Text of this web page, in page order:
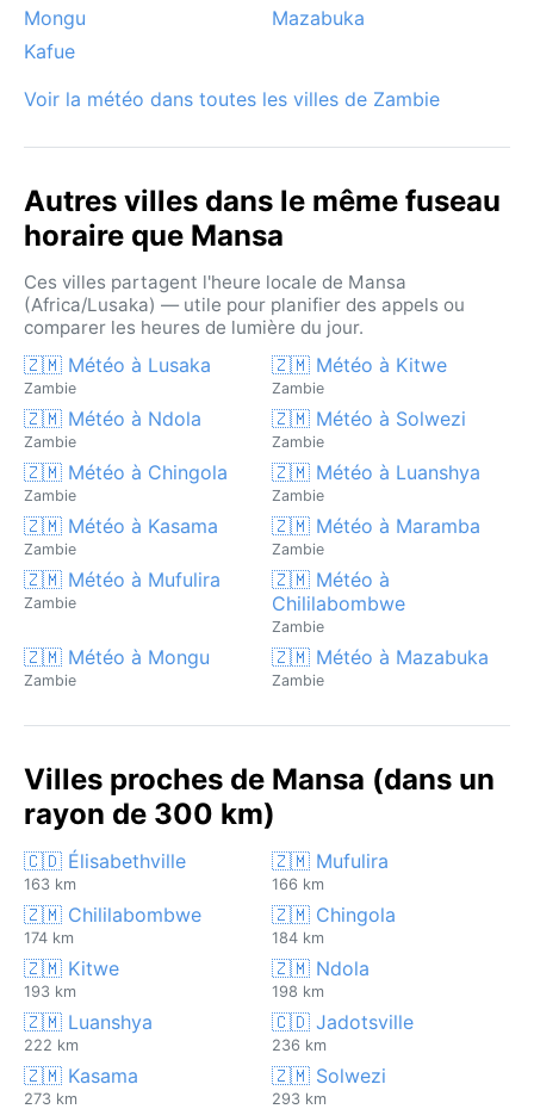
apporte l’essentiel des précipitations. Mansa offre
donc une expérience climatique contrastée, parfaite
pour les voyageurs curieux de ressentir la force des
Mongu
Mazabuka
Kafue
Voir la météo dans toutes les villes de Zambie
Autres villes dans le même fuseau
horaire que Mansa
Ces villes partagent l'heure locale de Mansa
(Africa/Lusaka) — utile pour planifier des appels ou
comparer les heures de lumière du jour.
🇿🇲 Météo à Lusaka
Zambie
🇿🇲 Météo à Kitwe
Zambie
🇿🇲 Météo à Ndola
Zambie
🇿🇲 Météo à Solwezi
Zambie
🇿🇲 Météo à Chingola
Zambie
🇿🇲 Météo à Luanshya
Zambie
🇿🇲 Météo à Kasama
Zambie
🇿🇲 Météo à Maramba
Zambie
🇿🇲 Météo à Mufulira
Zambie
🇿🇲 Météo à
Chililabombwe
Zambie
🇿🇲 Météo à Mongu
Zambie
🇿🇲 Météo à Mazabuka
Zambie
Villes proches de Mansa (dans un
rayon de 300 km)
🇨🇩 Élisabethville
163 km
🇿🇲 Mufulira
166 km
🇿🇲 Chililabombwe
174 km
🇿🇲 Chingola
184 km
🇿🇲 Kitwe
193 km
🇿🇲 Ndola
198 km
🇿🇲 Luanshya
222 km
🇨🇩 Jadotsville
236 km
🇿🇲 Kasama
273 km
🇿🇲 Solwezi
293 km